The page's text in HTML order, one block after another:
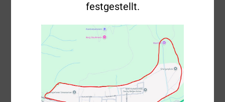
19.06.2024 –
Fehlalarm –
Donzdorf
Einsatznummer 2024-48
festgestellt.